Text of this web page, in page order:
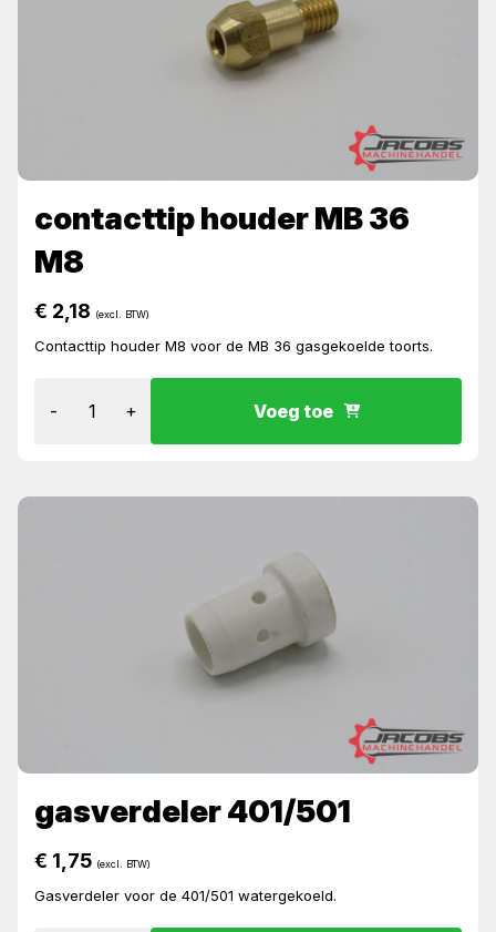
contacttip houder MB 36
M8
€ 2,18 (excl. BTW)
Contacttip houder M8 voor de MB 36 gasgekoelde toorts.
- + Voeg toe
gasverdeler 401/501
€ 1,75 (excl. BTW)
Gasverdeler voor de 401/501 watergekoeld.